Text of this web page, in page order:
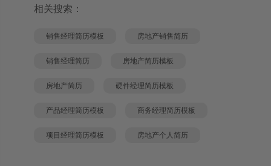
相关搜索：
销售经理简历模板 房地产销售简历
销售经理简历 房地产简历模板
房地产简历 硬件经理简历模板
产品经理简历模板 商务经理简历模板
项目经理简历模板 房地产个人简历